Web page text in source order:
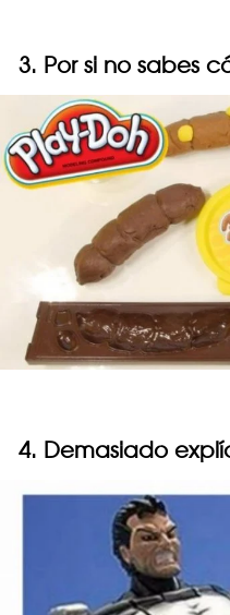
3. Por si no sabes
4. Demasiado